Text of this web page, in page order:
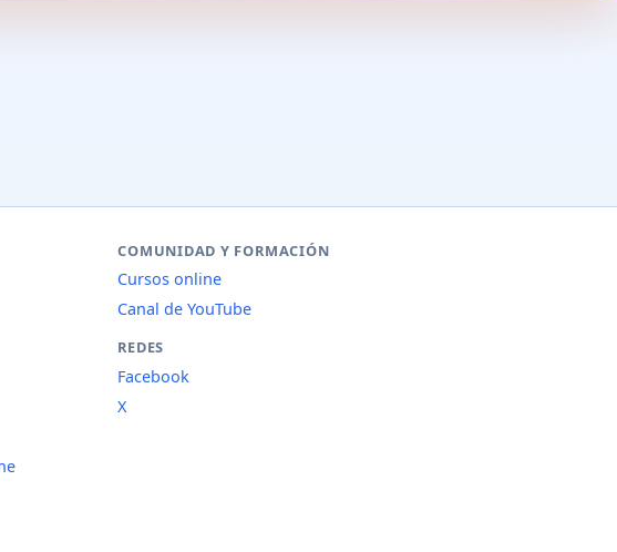
COMUNIDAD Y FORMACIÓN
Cursos online
Canal de YouTube
REDES
Facebook
X